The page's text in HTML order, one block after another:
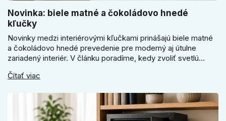
Novinka: biele matné a čokoládovo hnedé
kľučky
Novinky medzi interiérovými kľučkami prinášajú biele matné
a čokoládovo hnedé prevedenie pre moderný aj útulne
zariadený interiér. V článku poradíme, kedy zvoliť svetlú
ako vyberať medzi okrúhlym a štvorcovým štítom. Nové
Čítať viac